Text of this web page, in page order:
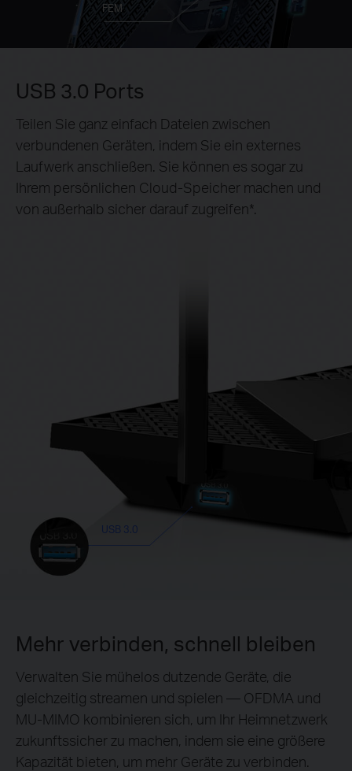
FEM
USB 3.0 Ports
Teilen Sie ganz einfach Dateien zwischen
verbundenen Geräten, indem Sie ein externes
Laufwerk anschließen. Sie können es sogar zu
Ihrem persönlichen Cloud-Speicher machen und
von außerhalb sicher darauf zugreifen*.
USB 3.0
Mehr verbinden, schnell bleiben
Verwalten Sie mühelos dutzende Geräte, die
gleichzeitig streamen und spielen — OFDMA und
MU-MIMO kombinieren sich, um Ihr Heimnetzwerk
zukunftssicher zu machen, indem sie eine größere
Kapazität bieten, um mehr Geräte zu verbinden.